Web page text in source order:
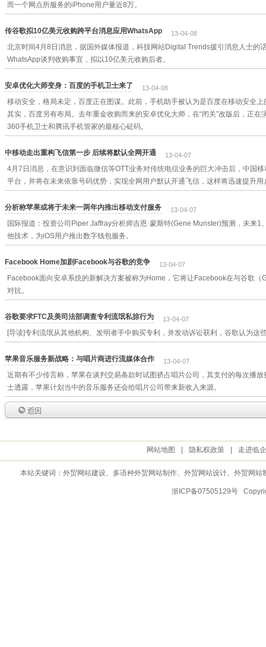
而一个网点所服务的iPhone用户量近8万。
传谷歌拟10亿美元收购跨平台消息应用WhatsApp 13-04-08
北京时间4月8日消息，据国外媒体报道，科技网站Digital Trends援引消息人士的
WhatsApp谈判收购事宜，拟以10亿美元收购后者。
安卓优化大师变身：百度的手机卫士来了 13-04-08
移动安全，格局未定，百度正在图谋。此前，手机助手被认为是百度在移动安全
其实，百度另有布局。去年重金收购而来的安卓优化大师，在“闭关”改版后，正
360手机卫士和腾讯手机管家的最核心砝码。
中移动走出重构飞信第一步 后续将默认全网开通 13-04-07
4月7日消息，在意识到面临微信等OTT业务对传统电信业务的巨大冲击后，中国
平台，并将在未来依靠号码优势，实现全网用户默认开通飞信，这样将迅速提升用
分析称苹果或将于未来一两年内推出移动支付服务 13-04-07
国际报道：投资公司Piper Jaffray分析师吉恩·蒙斯特(Gene Munster)预测，未来
他技术，为iOS用户推出数字钱包服务。
Facebook Home加剧Facebook与谷歌的竞争 13-04-07
Facebook面向安卓系统的新解决方案被称为Home，它将让Facebook在与谷歌
对抗。
谷歌要求FTC及美司法部调查专利流氓私掠行为 13-04-07
[导读]专利流氓从其他机构、发明者手中购买专利，并发动诉讼获利，谷歌认为这
苹果音乐服务新战略：与唱片商进行流媒体合作 13-04-07
近期有不少传言称，苹果在谈判交易条款时试图挤占唱片公司，其支付的每次播
士透露，苹果计划当中的音乐服务还会给唱片公司带来新收入来源。
网站地图 隐私权政策 走进临企
本站关键词： 外贸网站建设、多语种外贸网站制作、 外贸网站设计、 外贸网站
浙ICP备07505129号